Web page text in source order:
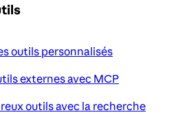
outils personnalisés
externes avec MCP
outils avec la recherche